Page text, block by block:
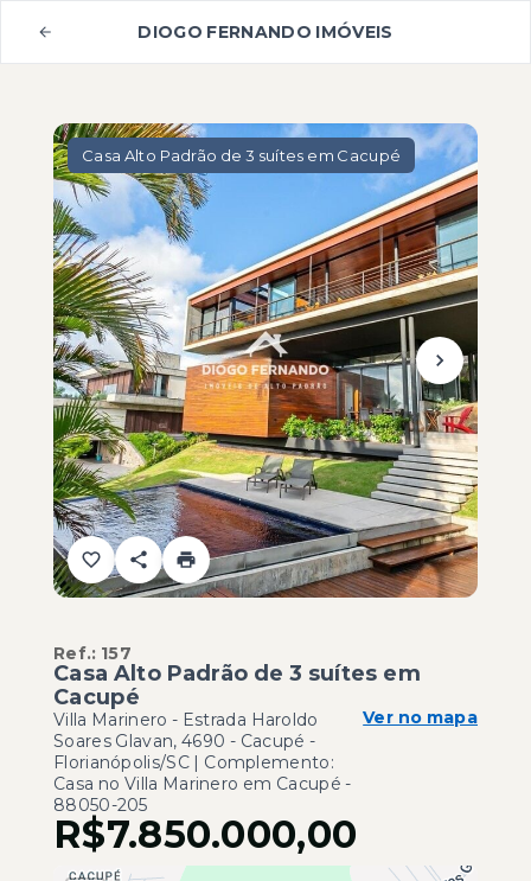
DIOGO FERNANDO IMÓVEIS
Casa Alto Padrão de 3 suítes em Cacupé
Ref.: 157
Casa Alto Padrão de 3 suítes em
Cacupé
Villa Marinero - Estrada Haroldo
Soares Glavan, 4690 - Cacupé -
Florianópolis/SC | Complemento:
Casa no Villa Marinero em Cacupé -
88050-205
Ver no mapa
R$7.850.000,00